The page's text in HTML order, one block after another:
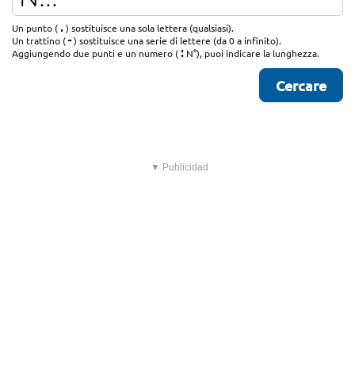
Un punto (.) sostituisce una sola lettera (qualsiasi).
Un trattino (-) sostituisce una serie di lettere (da 0 a infinito).
Aggiungendo due punti e un numero (: N°), puoi indicare la lunghezza.
▼ Publicidad